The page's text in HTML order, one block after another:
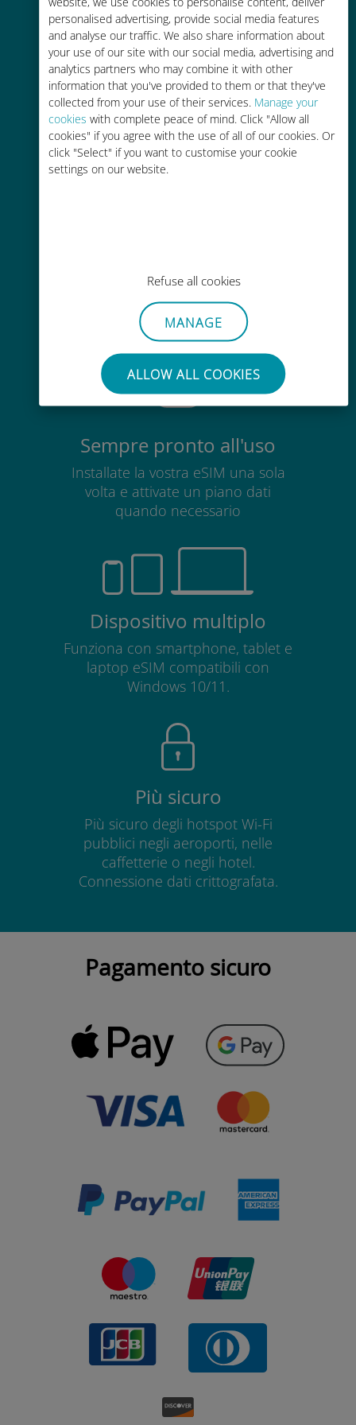
personalised advertising, provide social media features
and analyse our traffic. We also share information about
your use of our site with our social media, advertising and
analytics partners who may combine it with other
information that you've provided to them or that they've
collected from your use of their services. Manage your
cookies with complete peace of mind. Click "Allow all
cookies" if you agree with the use of all of our cookies. Or
click "Select" if you want to customise your cookie
settings on our website.
Refuse all cookies
MANAGE
ALLOW ALL COOKIES
operatore attuale
Ricarica facile
Ovunque tramite l'app Ubigi, anche
senza Wi-Fi o dati residui
Senza sforzo
Non è necessario rimuovere la
scheda SIM esistente
Sempre pronto all'uso
Installate la vostra eSIM una sola
volta e attivate un piano dati
quando necessario
Dispositivo multiplo
Funziona con smartphone, tablet e
laptop eSIM compatibili con
Windows 10/11.
Più sicuro
Più sicuro degli hotspot Wi-Fi
pubblici negli aeroporti, nelle
caffetterie o negli hotel.
Connessione dati crittografata.
Pagamento sicuro